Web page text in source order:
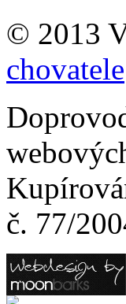
© 2013
chovatele
č. 77/